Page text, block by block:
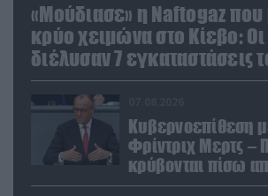
«Μούδιασε» η Naftogaz που
κρύο χειμώνα στο Κίεβο:
διέλυσαν 7 εγκαταστάσεις
ουκρανικού κολοσσού!
Κυβερνοεπίθεση
Φρίντριχ Μερτς –
κρύβονται πίσω
παραποιημένο